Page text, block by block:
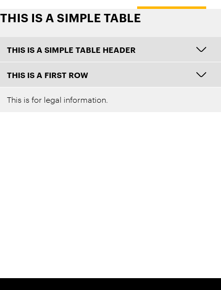
THIS IS A SIMPLE TABLE
THIS IS A SIMPLE TABLE HEADER
THIS IS A FIRST ROW
This is for legal information.